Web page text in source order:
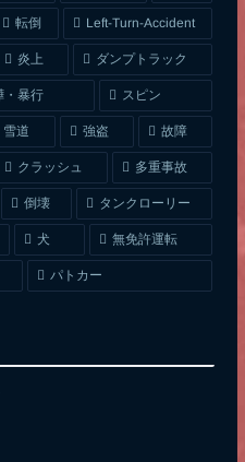
転倒 Left-Turn-Accident
炎上 ダンプトラック
・暴行 スピン
雪道 強盗 故障
クラッシュ 多重事故
倒壊 タンクローリー
犬 無免許運転
パトカー